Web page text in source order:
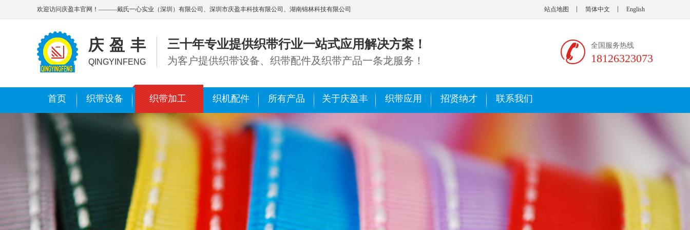
欢迎访问庆盈丰官网！———戴氏一心实业（深圳）有限公司、深圳市庆盈丰科技有限公司、湖南锦林科技有限公司 站点地图 简体中文 English
庆盈丰
QINGYINFENG
三十年专业提供织带行业一站式应用解决方案！
为客户提供织带设备、织带配件及织带产品一条龙服务！
全国服务热线
18126323073
首页 织带设备 织带加工 织机配件 所有产品 关于庆盈丰 织带应用 招贤纳才 联系我们